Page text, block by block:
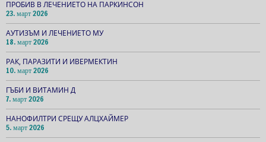
ПРОБИВ В ЛЕЧЕНИЕТО НА ПАРКИНСОН
23. март 2026
АУТИЗЪМ И ЛЕЧЕНИЕТО МУ
18. март 2026
РАК, ПАРАЗИТИ И ИВЕРМЕКТИН
10. март 2026
ГЪБИ И ВИТАМИН Д
7. март 2026
НАНОФИЛТРИ СРЕЩУ АЛЦХАЙМЕР
5. март 2026